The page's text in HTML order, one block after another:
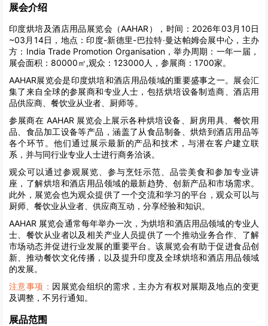
展会介绍
印度烘培及酒店用品展览会（AAHAR），时间：2026年03月10日
~03月14日，地点：印度-新德里-巴拉特·曼达帕姆会展中心，主办
方：India Trade Promotion Organisation，举办周期：一年一届，
展会面积：80000㎡,观众：123000人，参展商：1700家。
AAHAR展览会是印度烘培和酒店用品领域的重要盛事之一。展会汇
集了来自全球的参展商和专业人士，包括烘培设备制造商、酒店用
品供应商、餐饮业从业者、厨师等。
参展商在 AAHAR 展览会上展示各种烘培设备、厨房用具、餐饮用
品、食品加工设备等产品，涵盖了从食品制备、烘焙到酒店用品等
各个环节。他们通过展示最新的产品和技术，与潜在客户建立联
系，并与同行业专业人士进行商务洽谈。
观众可以通过参观展览、参与烹饪示范、品尝美食和参加专业讲
座，了解烘培和酒店用品领域的最新趋势、创新产品和市场需求。
此外，展览会也为观众提供了一个交流和学习的平台，观众可以与
厨师、餐饮业从业者、供应商互动，分享经验和知识。
AAHAR 展览会通常每年举办一次，为烘培和酒店用品领域的专业人
士、餐饮从业者以及相关产业人员提供了一个推动业务合作、了解
市场动态并促进行业发展的重要平台。该展览会有助于促进食品创
新、推动餐饮文化传播，以及提升印度及全球烘培和酒店用品领域
的发展。
注意事项： 因展览会组织的需求，主办方有权对展期及地点的变更
及调整，不另行通知。
展品范围